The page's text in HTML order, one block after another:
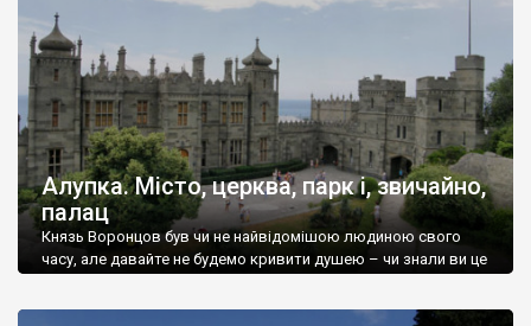
Алупка. Місто, церква, парк і, звичайно,
палац
Князь Воронцов був чи не найвідомішою людиною свого
часу, але давайте не будемо кривити душею – чи знали ви це